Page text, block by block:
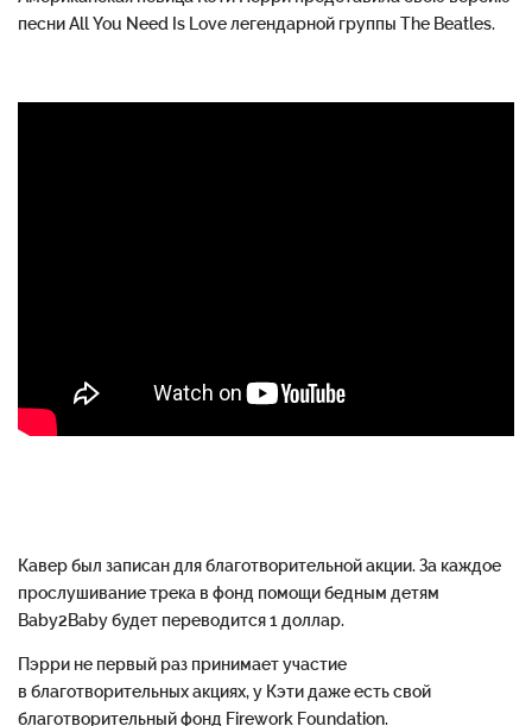
песни All You Need Is Love легендарной группы The Beatles.
Кавер был записан для благотворительной акции. За каждое
прослушивание трека в фонд помощи бедным детям
Baby2Baby будет переводится 1 доллар.
Пэрри не первый раз принимает участие
в благотворительных акциях, у Кэти даже есть свой
благотворительный фонд Firework Foundation.